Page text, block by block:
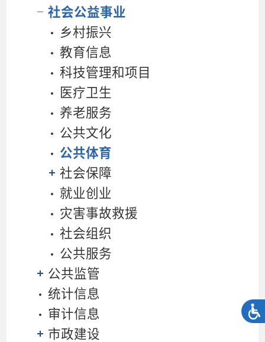
社会公益事业
乡村振兴
教育信息
科技管理和项目
医疗卫生
养老服务
公共文化
公共体育
社会保障
就业创业
灾害事故救援
社会组织
公共服务
公共监管
统计信息
审计信息
市政建设